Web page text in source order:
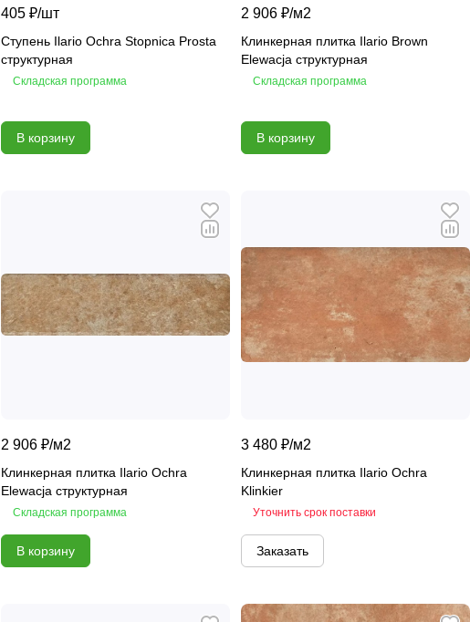
405 ₽/шт
Ступень Ilario Ochra Stopnica Prosta
структурная
Складская программа
В корзину
2 906 ₽/м2
Клинкерная плитка Ilario Brown
Elewacja структурная
Складская программа
В корзину
2 906 ₽/м2
Клинкерная плитка Ilario Ochra
Elewacja структурная
Складская программа
В корзину
3 480 ₽/м2
Клинкерная плитка Ilario Ochra
Klinkier
Уточнить срок поставки
Заказать